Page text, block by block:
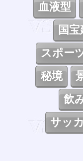
血液型
国
スポー
秘境
飲
サッ